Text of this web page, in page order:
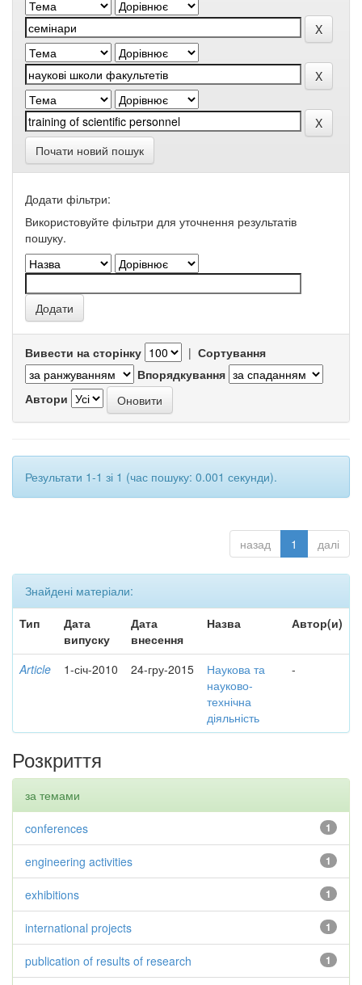
Почати новий пошук
Додати фільтри:
Використовуйте фільтри для уточнення результатів
пошуку.
Вивести на сторінку | Сортування
Впорядкування
Автори
Результати 1-1 зі 1 (час пошуку: 0.001 секунди).
назад 1 далі
Знайдені матеріали:
Тип
Дата
випуску
Дата
внесення
Назва Автор(и)
Article 1-січ-2010 24-гру-2015
Наукова та
науково-
технічна
діяльність
-
Розкриття
за темами
1
conferences
1
engineering activities
1
exhibitions
1
international projects
1
publication of results of research